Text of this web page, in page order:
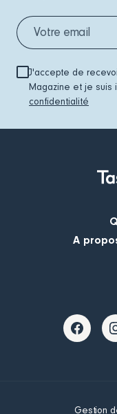
J'accepte de
Magazine et je suis
confidentialité
A
Gestion